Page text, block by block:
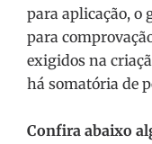
para aplicação, o
para
exigidos na
há somatória de
Confira abaixo